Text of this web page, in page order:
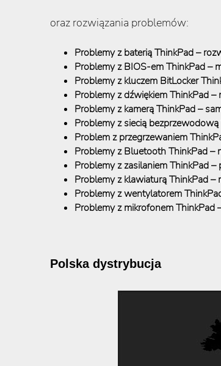
oraz rozwiązania problemów:
Problemy z baterią ThinkPad –
Problemy z BIOS-em ThinkPad –
Problemy z kluczem BitLocker
Problemy z dźwiękiem ThinkPad
Problemy z kamerą ThinkPad –
Problemy z siecią
Problem z przegrzewaniem
Problemy z Bluetooth ThinkPad –
Problemy z zasilaniem ThinkPad –
Problemy z klawiaturą ThinkPad
Problemy z wentylatorem
Problemy z mikrofonem
Polska dystrybucja